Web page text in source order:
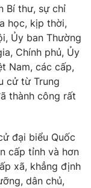
Việt
bằng AI
Bí thư, sự chỉ
học, kịp thời,
Ủy ban Thường
Chính phủ, Ủy
Nam, các cấp,
cử từ Trung
thành công rất
đại biểu Quốc
cấp tỉnh và hơn
xã, khẳng định
dân chủ,